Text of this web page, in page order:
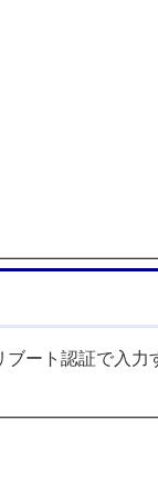
ート認証で入